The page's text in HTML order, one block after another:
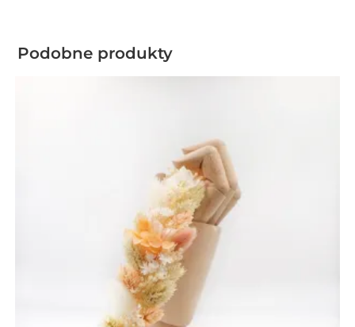
Podobne produkty